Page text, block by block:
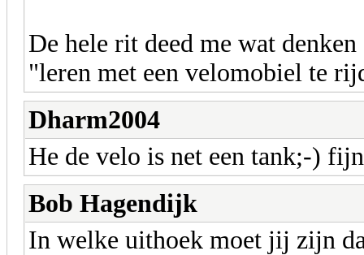
De hele rit deed me wat
"leren met een velomobiel te
Dharm2004
He de velo is net een tank;-)
Bob Hagendijk
In welke uithoek moet jij zijn